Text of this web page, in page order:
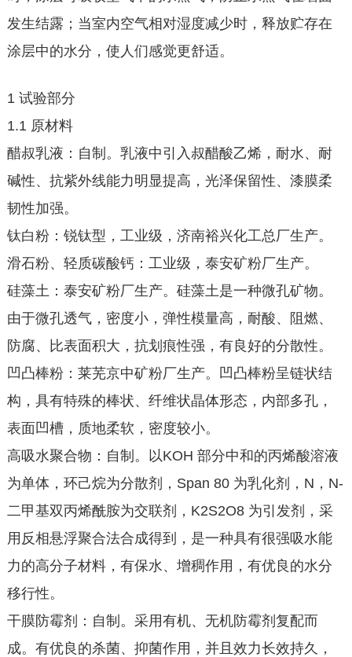
发生结露；当室内空气相对湿度减少时，释放贮存在
涂层中的水分，使人们感觉更舒适。
1 试验部分
1.1 原材料
醋叔乳液：自制。乳液中引入叔醋酸乙烯，耐水、耐
碱性、抗紫外线能力明显提高，光泽保留性、漆膜柔
韧性加强。
钛白粉：锐钛型，工业级，济南裕兴化工总厂生产。
滑石粉、轻质碳酸钙：工业级，泰安矿粉厂生产。
硅藻土：泰安矿粉厂生产。硅藻土是一种微孔矿物。
由于微孔透气，密度小，弹性模量高，耐酸、阻燃、
防腐、比表面积大，抗划痕性强，有良好的分散性。
凹凸棒粉：莱芜京中矿粉厂生产。凹凸棒粉呈链状结
构，具有特殊的棒状、纤维状晶体形态，内部多孔，
表面凹槽，质地柔软，密度较小。
高吸水聚合物：自制。以KOH 部分中和的丙烯酸溶液
为单体，环己烷为分散剂，Span 80 为乳化剂，N，N-
二甲基双丙烯酰胺为交联剂，K2S2O8 为引发剂，采
用反相悬浮聚合法合成得到，是一种具有很强吸水能
力的高分子材料，有保水、增稠作用，有优良的水分
移行性。
干膜防霉剂：自制。采用有机、无机防霉剂复配而
成。有优良的杀菌、抑菌作用，并且效力长效持久，